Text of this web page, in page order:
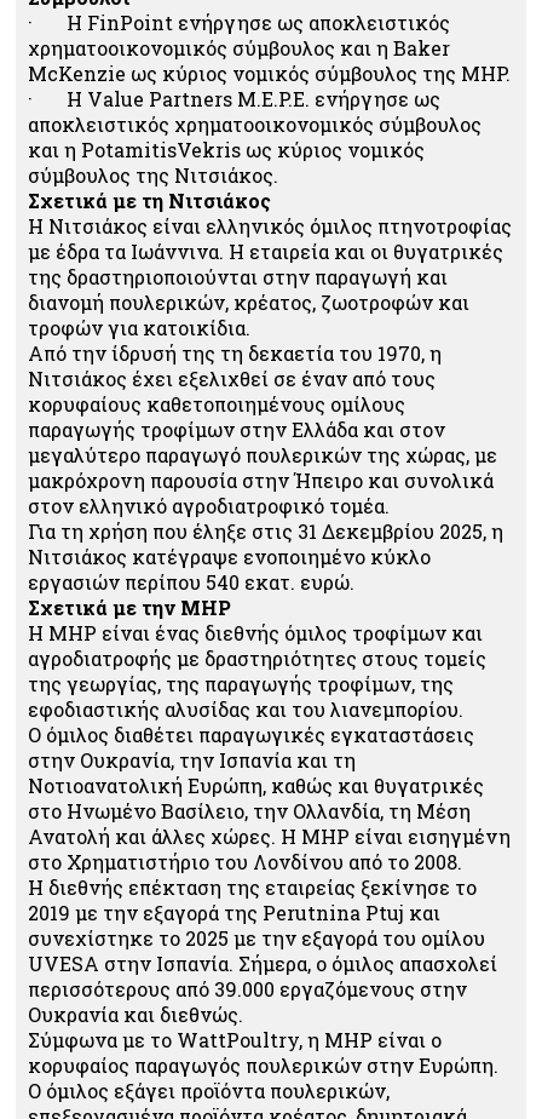
· Η FinPoint ενήργησε ως αποκλειστικός
χρηματοοικονομικός σύμβουλος και η Baker
McKenzie ως κύριος νομικός σύμβουλος της MHP.
· Η Value Partners M.E.P.E. ενήργησε ως
αποκλειστικός χρηματοοικονομικός σύμβουλος
και η PotamitisVekris ως κύριος νομικός
σύμβουλος της Νιτσιάκος.
Σχετικά με τη Νιτσιάκος
Η Νιτσιάκος είναι ελληνικός όμιλος πτηνοτροφίας
με έδρα τα Ιωάννινα. Η εταιρεία και οι θυγατρικές
της δραστηριοποιούνται στην παραγωγή και
διανομή πουλερικών, κρέατος, ζωοτροφών και
τροφών για κατοικίδια.
Από την ίδρυσή της τη δεκαετία του 1970, η
Νιτσιάκος έχει εξελιχθεί σε έναν από τους
κορυφαίους καθετοποιημένους ομίλους
παραγωγής τροφίμων στην Ελλάδα και στον
μεγαλύτερο παραγωγό πουλερικών της χώρας, με
μακρόχρονη παρουσία στην Ήπειρο και συνολικά
στον ελληνικό αγροδιατροφικό τομέα.
Για τη χρήση που έληξε στις 31 Δεκεμβρίου 2025, η
Νιτσιάκος κατέγραψε ενοποιημένο κύκλο
εργασιών περίπου 540 εκατ. ευρώ.
Σχετικά με την MHP
Η MHP είναι ένας διεθνής όμιλος τροφίμων και
αγροδιατροφής με δραστηριότητες στους τομείς
της γεωργίας, της παραγωγής τροφίμων, της
εφοδιαστικής αλυσίδας και του λιανεμπορίου.
Ο όμιλος διαθέτει παραγωγικές εγκαταστάσεις
στην Ουκρανία, την Ισπανία και τη
Νοτιοανατολική Ευρώπη, καθώς και θυγατρικές
στο Ηνωμένο Βασίλειο, την Ολλανδία, τη Μέση
Ανατολή και άλλες χώρες. Η MHP είναι εισηγμένη
στο Χρηματιστήριο του Λονδίνου από το 2008.
Η διεθνής επέκταση της εταιρείας ξεκίνησε το
2019 με την εξαγορά της Perutnina Ptuj και
συνεχίστηκε το 2025 με την εξαγορά του ομίλου
UVESA στην Ισπανία. Σήμερα, ο όμιλος απασχολεί
περισσότερους από 39.000 εργαζόμενους στην
Ουκρανία και διεθνώς.
Σύμφωνα με το WattPoultry, η MHP είναι ο
κορυφαίος παραγωγός πουλερικών στην Ευρώπη.
Ο όμιλος εξάγει προϊόντα πουλερικών,